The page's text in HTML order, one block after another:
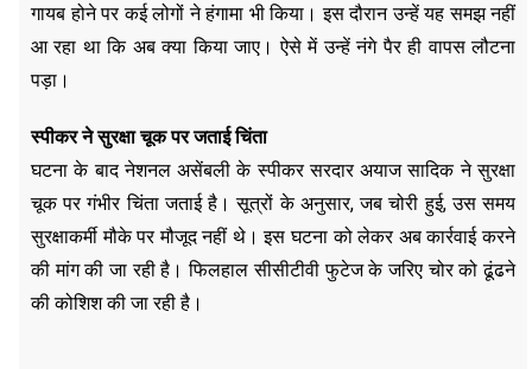
गायब होने पर कई लोगों ने हंगामा भी किया। इस दौरान उन्हें यह समझ नहीं
आ रहा था कि अब क्या किया जाए। ऐसे में उन्हें नंगे पैर ही वापस लौटना
पड़ा।
स्पीकर ने सुरक्षा चूक पर जताई चिंता
घटना के बाद नेशनल असेंबली के स्पीकर सरदार अयाज सादिक ने सुरक्षा
चूक पर गंभीर चिंता जताई है। सूत्रों के अनुसार, जब चोरी हुई, उस समय
सुरक्षाकर्मी मौके पर मौजूद नहीं थे। इस घटना को लेकर अब कार्रवाई करने
की मांग की जा रही है। फिलहाल सीसीटीवी फुटेज के जरिए चोर को ढूंढने
की कोशिश की जा रही है।